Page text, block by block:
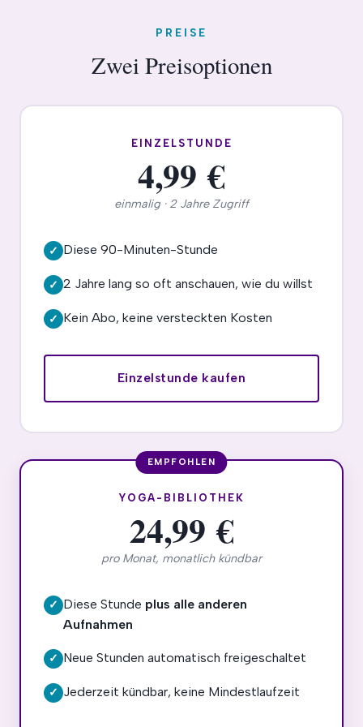
PREISE
Zwei Preisoptionen
EINZELSTUNDE
4,99 €
einmalig · 2 Jahre Zugriff
✓ Diese 90-Minuten-Stunde
✓ 2 Jahre lang so oft anschauen, wie du willst
✓ Kein Abo, keine versteckten Kosten
Einzelstunde kaufen
YOGA-BIBLIOTHEK
24,99 €
pro Monat, monatlich kündbar
✓ Diese Stunde plus alle anderen
Aufnahmen
✓ Neue Stunden automatisch freigeschaltet
✓ Jederzeit kündbar, keine Mindestlaufzeit